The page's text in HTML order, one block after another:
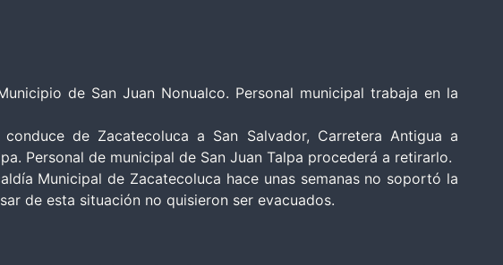
de San Juan Nonualco. Personal municipal trabaja en la
de Zacatecoluca a San Salvador, Carretera Antigua a
Personal de municipal de San Juan Talpa procederá a retirarlo.
Municipal de Zacatecoluca hace unas semanas no soportó la
de esta situación no quisieron ser evacuados.